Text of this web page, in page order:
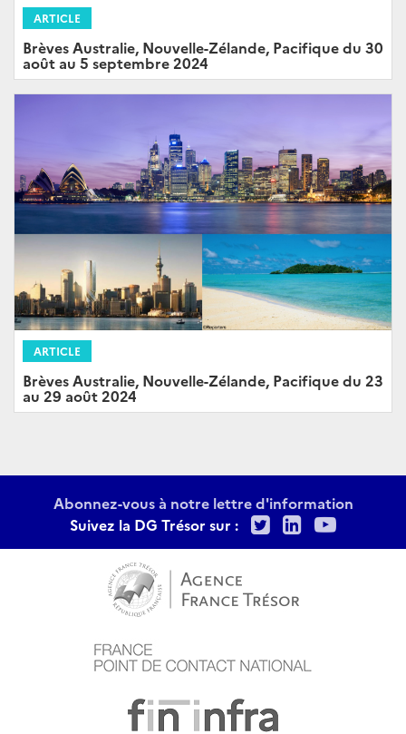
ARTICLE
Brèves Australie, Nouvelle-Zélande, Pacifique du 30
août au 5 septembre 2024
ARTICLE
Brèves Australie, Nouvelle-Zélande, Pacifique du 23
au 29 août 2024
Abonnez-vous à notre lettre d'information
Suivez la DG Trésor sur :
TwitterLinkedIn